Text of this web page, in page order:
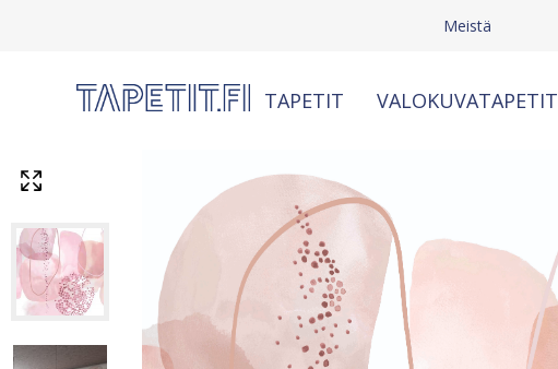
Meistä
TAPETIT VALOKUVATAPETIT